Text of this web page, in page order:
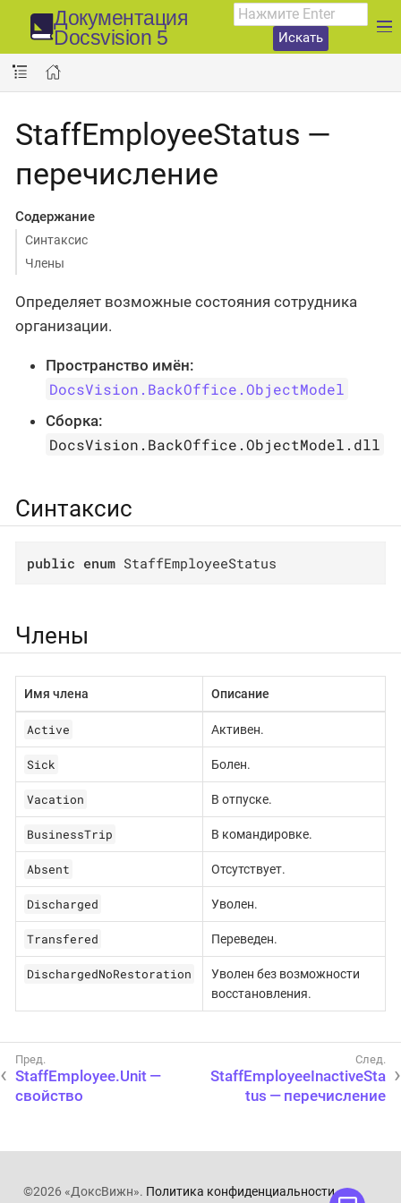
Документация
Docsvision 5
Искать
StaffEmployeeStatus —
перечисление
Содержание
Синтаксис
Члены
Определяет возможные состояния сотрудника
организации.
Пространство имён:
DocsVision.BackOffice.ObjectModel
Сборка:
DocsVision.BackOffice.ObjectModel.dll
Синтаксис
public enum StaffEmployeeStatus
Члены
Имя члена Описание
Active Активен.
Sick Болен.
Vacation В отпуске.
BusinessTrip В командировке.
Absent Отсутствует.
Discharged Уволен.
Transfered Переведен.
DischargedNoRestoration
Уволен без возможности
восстановления.
StaffEmployee.Unit —
свойство
StaffEmployeeInactiveSta
tus — перечисление
©2026 «ДоксВижн». Политика конфиденциальности.